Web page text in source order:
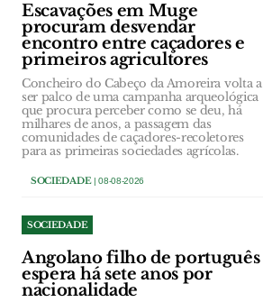
Escavações em Muge
procuram desvendar
encontro entre caçadores e
primeiros agricultores
Concheiro do Cabeço da Amoreira volta a
ser palco de uma campanha arqueológica
que procura perceber como se deu, há
milhares de anos, a passagem das
comunidades de caçadores-recoletores
para as primeiras sociedades agrícolas.
SOCIEDADE| 08-08-2026
SOCIEDADE
Angolano filho de português
espera há sete anos por
nacionalidade